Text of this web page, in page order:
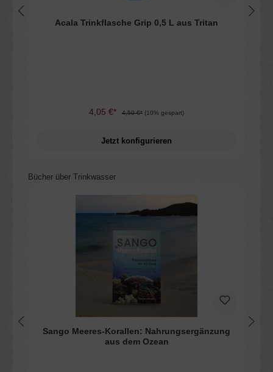
Acala Trinkflasche Grip 0,5 L aus Tritan
4,05 €* 4,50 €* (10% gespart)
Jetzt konfigurieren
Produktgalerie überspringen
Bücher über Trinkwasser
Sango Meeres-Korallen: Nahrungsergänzung
aus dem Ozean